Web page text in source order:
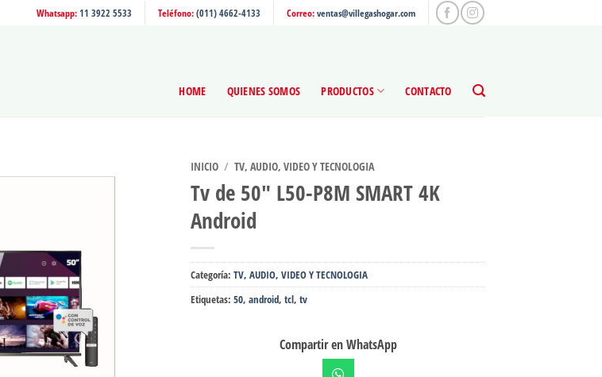
Whatsapp:11 3922 5533 Teléfono:(011) 4662-4133 Correo:ventas@villegashogar.com
HOME QUIENES SOMOS PRODUCTOS CONTACTO
INICIO / TV, AUDIO, VIDEO Y TECNOLOGIA
Tv de 50″ L50-P8M SMART 4K
Android
Categoría:TV, AUDIO, VIDEO Y TECNOLOGIA
Etiquetas:50,android,tcl,tv
Compartir en WhatsApp